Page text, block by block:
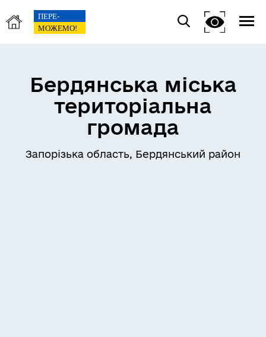
Бердянська міська
територіальна
громада
Запорізька область, Бердянський район